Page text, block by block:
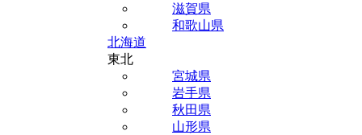
滋賀県
和歌山県
北海道
東北
宮城県
岩手県
秋田県
山形県